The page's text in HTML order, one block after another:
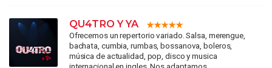
QU4TRO Y YA
Ofrecemos un repertorio variado. Salsa, merengue,
bachata, cumbia, rumbas, bossanova, boleros,
música de actualidad, pop, disco y musica